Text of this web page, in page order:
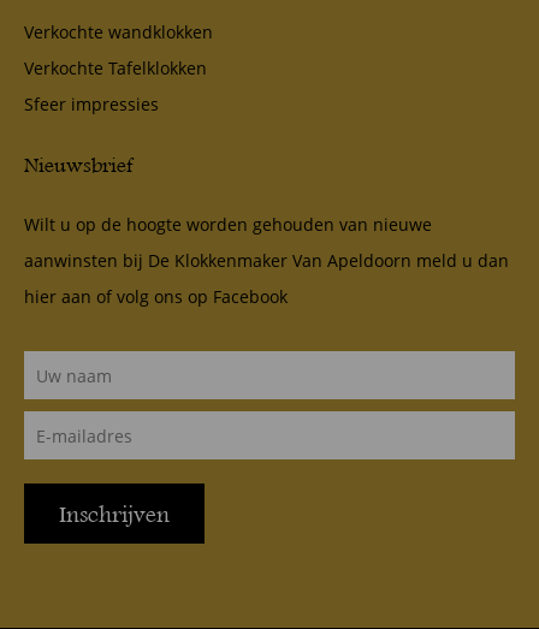
Verkochte wandklokken
Verkochte Tafelklokken
Sfeer impressies
Nieuwsbrief
Wilt u op de hoogte worden gehouden van nieuwe
aanwinsten bij De Klokkenmaker Van Apeldoorn meld u dan
hier aan of volg ons op Facebook
Inschrijven